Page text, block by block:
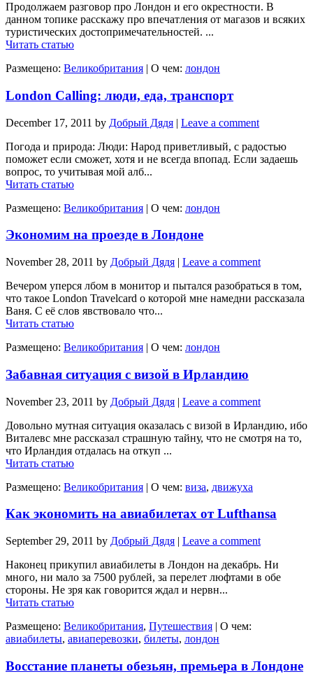
Продолжаем разговор про Лондон и его окрестности. В
данном топике расскажу про впечатления от магазов и всяких
туристических достопримечательностей. ...
Читать статью
Размещено: Великобритания | О чем: лондон
London Calling: люди, еда, транспорт
December 17, 2011 by Добрый Дядя | Leave a comment
Погода и природа: Люди: Народ приветливый, с радостью
поможет если сможет, хотя и не всегда впопад. Если задаешь
вопрос, то учитывая мой алб...
Читать статью
Размещено: Великобритания | О чем: лондон
Экономим на проезде в Лондоне
November 28, 2011 by Добрый Дядя | Leave a comment
Вечером уперся лбом в монитор и пытался разобраться в том,
что такое London Travelcard о которой мне намедни рассказала
Ваня. С её слов явствовало что...
Читать статью
Размещено: Великобритания | О чем: лондон
Забавная ситуация с визой в Ирландию
November 23, 2011 by Добрый Дядя | Leave a comment
Довольно мутная ситуация оказалась с визой в Ирландию, ибо
Виталевс мне рассказал страшную тайну, что не смотря на то,
что Ирландия отдалась на откуп ...
Читать статью
Размещено: Великобритания | О чем: виза, движуха
Как экономить на авиабилетах от Lufthansa
September 29, 2011 by Добрый Дядя | Leave a comment
Наконец прикупил авиабилеты в Лондон на декабрь. Ни
много, ни мало за 7500 рублей, за перелет люфтами в обе
стороны. Не зря как говорится ждал и нервн...
Читать статью
Размещено: Великобритания, Путешествия | О чем:
авиабилеты, авиаперевозки, билеты, лондон
Восстание планеты обезьян, премьера в Лондоне